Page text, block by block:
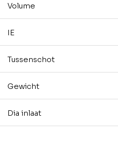
Volume
IE
Tussenschot
Gewicht
Dia inlaat